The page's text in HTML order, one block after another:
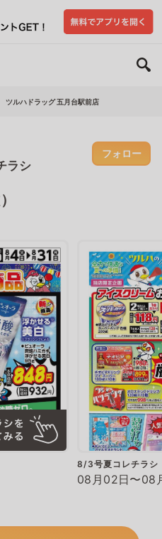
ツルハドラッグ 五月台駅前店
ラシ
フォロー
8/3号夏コレチラシ
08月02日〜08